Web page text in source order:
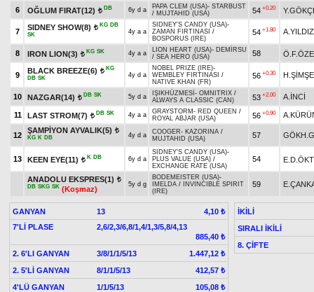
6 OĞLUM FIRAT(12) t DB 6y d a PAPA CLEM (USA)- STARBUST
/ MUJTAHID (USA) 54 +0.20
7
SIDNEY SHOW(8) t KG DB
SK
4y a a
SIDNEY'S CANDY (USA)-
ZAMAN FIRTINASI /
BOSPORUS (IRE)
54 +1.80 A.YILDIZ
8 IRON LION(3) t KG SK 4y a a LION HEART (USA)- DEMİRSU
/ SEA HERO (USA) 58
9
BLACK BREEZE(6) t KG
DB SK 4y d a
NOBEL PRIZE (IRE)-
WEMBLEY FIRTINASI /
NATIVE KHAN (FR)
56 +0.30
10 NAZGAR(14) t DB SK 5y d a IŞIKHÜZMESİ - OMNITRIX /
ALWAYS A CLASSIC (CAN)
53 +2.00 A.İNCİ
11 LAST STROM(7) t DB SK 4y a a GRAYSTORM - RED QUEEN /
ROYAL ABJAR (USA)
56 +0.90
12
ŞAMPİYON AYVALIK(5) t
KG K DB 4y d a COOGER- KAZORINA /
MUJTAHID (USA)
57
13 KEEN EYE(11) t K DB 6y d a
SIDNEY'S CANDY (USA)-
PLUS VALUE (USA) /
EXCHANGE RATE (USA)
54
ANADOLU EKSPRES(1) t
DB SKG SK (Koşmaz)
5y d g
BODEMEISTER (USA)-
IMELDA /
INVINCIBLE SPIRIT
(IRE)
59
GANYAN 13
4,10 ₺
7'Lİ PLASE
2,6/2,3/6,8/1,4/1,3/5,8/4,13
885,40 ₺
2. 6'LI GANYAN
3/8/1/1/5/13
1.447,12 ₺
2. 5'Lİ GANYAN
8/1/1/5/13
412,57 ₺
4'LÜ GANYAN
1/1/5/13
105,08 ₺
İKİLİ
SIRALI İKİLİ
8. ÇİFTE